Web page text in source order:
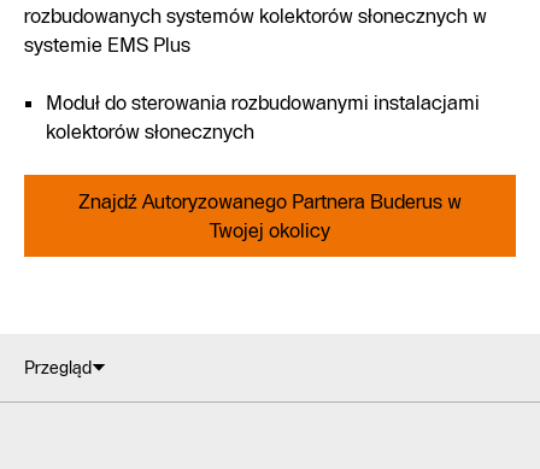
rozbudowanych systemów kolektorów słonecznych w
systemie EMS Plus
Moduł do sterowania rozbudowanymi instalacjami
kolektorów słonecznych
Znajdź Autoryzowanego Partnera Buderus w
Twojej okolicy
Przegląd